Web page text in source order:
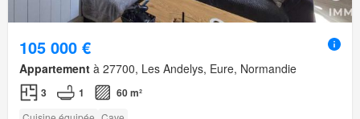
105 000 €
Appartement à 27700, Les Andelys, Eure, Normandie
3 1 60 m²